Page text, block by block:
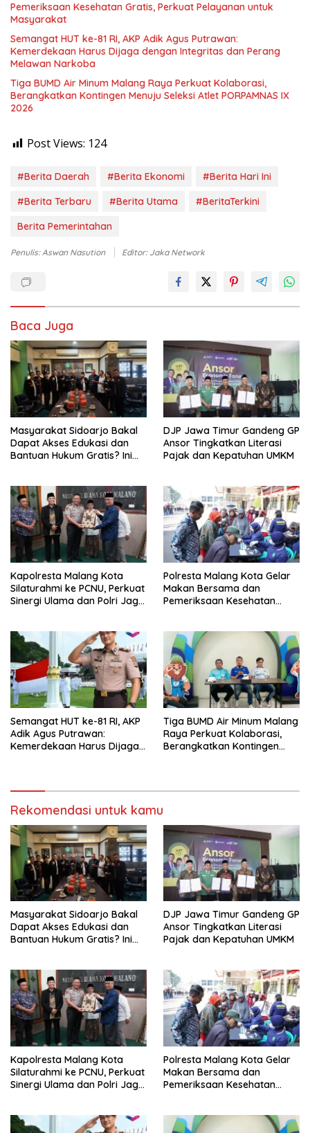
Pemeriksaan Kesehatan Gratis, Perkuat Pelayanan untuk
Masyarakat
Semangat HUT ke-81 RI, AKP Adik Agus Putrawan:
Kemerdekaan Harus Dijaga dengan Integritas dan Perang
Melawan Narkoba
Tiga BUMD Air Minum Malang Raya Perkuat Kolaborasi,
Berangkatkan Kontingen Menuju Seleksi Atlet PORPAMNAS IX
2026
Post Views: 124
#Berita Daerah #Berita Ekonomi
#Berita Hari Ini
#Berita Terbaru
#Berita Utama
#BeritaTerkini
Berita Pemerintahan
Penulis: Aswan Nasution Editor: Jaka Network
Baca Juga
Masyarakat Sidoarjo Bakal
Dapat Akses Edukasi dan
Bantuan Hukum Gratis? Ini
DJP Jawa Timur Gandeng GP
Ansor Tingkatkan Literasi
Pajak dan Kepatuhan UMKM
Kapolresta Malang Kota
Silaturahmi ke PCNU, Perkuat
Sinergi Ulama dan Polri Jaga
Polresta Malang Kota Gelar
Makan Bersama dan
Pemeriksaan Kesehatan
Semangat HUT ke-81 RI, AKP
Adik Agus Putrawan:
Kemerdekaan Harus Dijaga
Tiga BUMD Air Minum Malang
Raya Perkuat Kolaborasi,
Berangkatkan Kontingen
Rekomendasi untuk kamu
Masyarakat Sidoarjo Bakal
Dapat Akses Edukasi dan
Bantuan Hukum Gratis? Ini
DJP Jawa Timur Gandeng GP
Ansor Tingkatkan Literasi
Pajak dan Kepatuhan UMKM
Kapolresta Malang Kota
Silaturahmi ke PCNU, Perkuat
Sinergi Ulama dan Polri Jaga
Polresta Malang Kota Gelar
Makan Bersama dan
Pemeriksaan Kesehatan